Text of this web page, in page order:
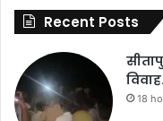
Recent Posts
18